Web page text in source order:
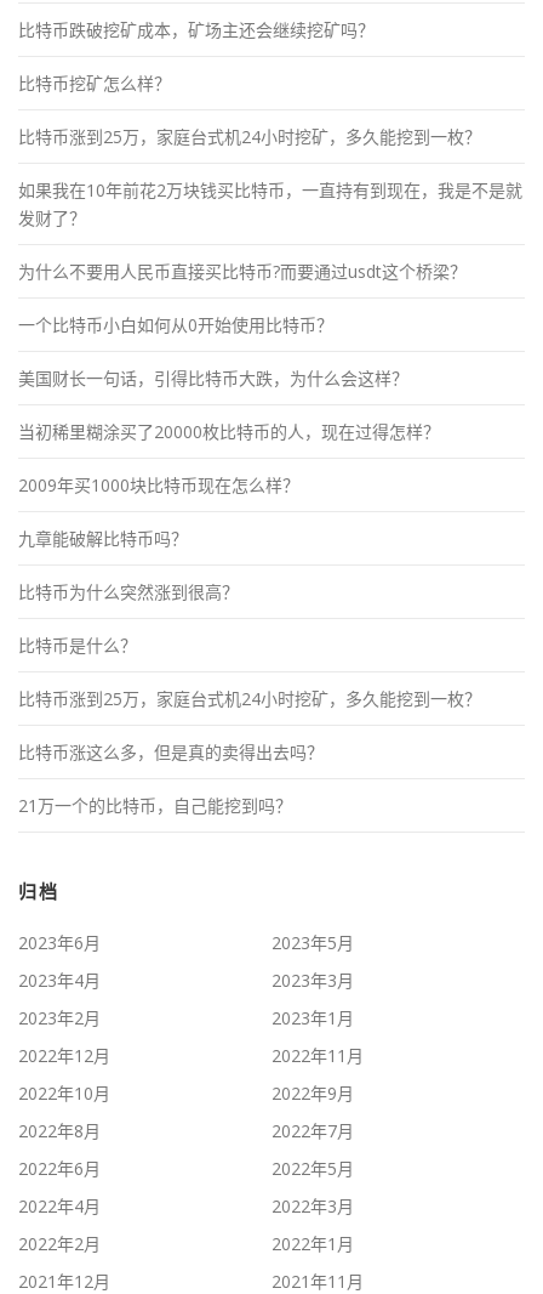
比特币跌破挖矿成本，矿场主还会继续挖矿吗？
比特币挖矿怎么样？
比特币涨到25万，家庭台式机24小时挖矿，多久能挖到一枚？
如果我在10年前花2万块钱买比特币，一直持有到现在，我是不是就
发财了？
为什么不要用人民币直接买比特币?而要通过usdt这个桥梁？
一个比特币小白如何从0开始使用比特币？
美国财长一句话，引得比特币大跌，为什么会这样？
当初稀里糊涂买了20000枚比特币的人，现在过得怎样？
2009年买1000块比特币现在怎么样？
九章能破解比特币吗？
比特币为什么突然涨到很高？
比特币是什么？
比特币涨到25万，家庭台式机24小时挖矿，多久能挖到一枚？
比特币涨这么多，但是真的卖得出去吗？
21万一个的比特币，自己能挖到吗？
归档
2023年6月
2023年5月
2023年4月
2023年3月
2023年2月
2023年1月
2022年12月
2022年11月
2022年10月
2022年9月
2022年8月
2022年7月
2022年6月
2022年5月
2022年4月
2022年3月
2022年2月
2022年1月
2021年12月
2021年11月